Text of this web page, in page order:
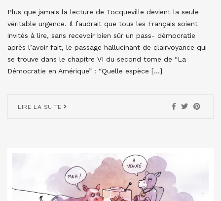
Plus que jamais la lecture de Tocqueville devient la seule
véritable urgence. Il faudrait que tous les Français soient
invités à lire, sans recevoir bien sûr un pass- démocratie
après l’avoir fait, le passage hallucinant de clairvoyance qui
se trouve dans le chapitre VI du second tome de “La
Démocratie en Amérique” : “Quelle espèce […]
LIRE LA SUITE